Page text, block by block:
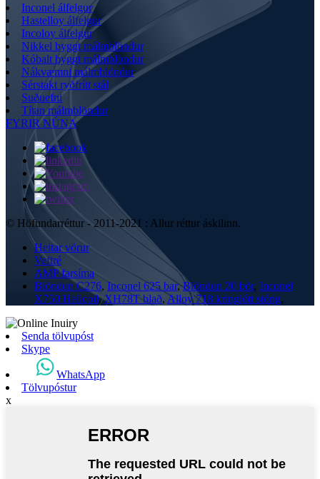
Inconel álfelgur
Hastelloy álfelgur
Incoloy álfelgur
Nikkel byggt málmblöndur
Kóbalt byggt málmblöndur
Nákvæmni málmblöndur
Sérstakt ryðfrítt stál
Suðuefni
Títan málmblöndur
FYRIR NÚNA
© Höfundarréttur - 2011-2021 : Allur réttur áskilinn.
Heitar vörur
Veftré
AMP farsíma
Blöndun C276, Inconel 625 bar,Blöndun 20 bör, Inconel
X750 Helicoil,XH78T blað, Alloy 718 kringlótt stöng,
Senda tölvupóst
Skype
WhatsApp
Tölvupóstur
x